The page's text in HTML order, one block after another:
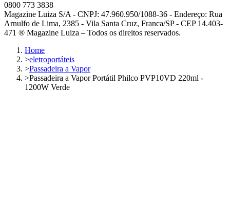
0800 773 3838
Magazine Luiza S/A - CNPJ: 47.960.950/1088-36 - Endereço: Rua
Arnulfo de Lima, 2385 - Vila Santa Cruz, Franca/SP - CEP 14.403-
471 ® Magazine Luiza – Todos os direitos reservados.
Home
>eletroportáteis
>Passadeira a Vapor
>Passadeira a Vapor Portátil Philco PVP10VD 220ml -
1200W Verde